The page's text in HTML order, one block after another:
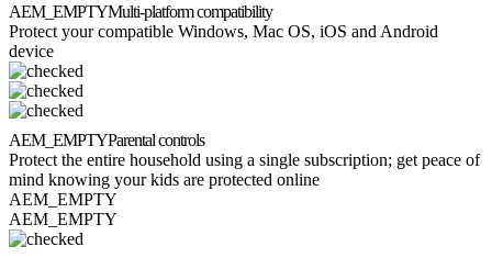
AEM_EMPTYMulti-platform compatibility
Protect your compatible Windows, Mac OS, iOS and Android
device
AEM_EMPTYParental controls
Protect the entire household using a single subscription; get peace of
mind knowing your kids are protected online
AEM_EMPTY
AEM_EMPTY